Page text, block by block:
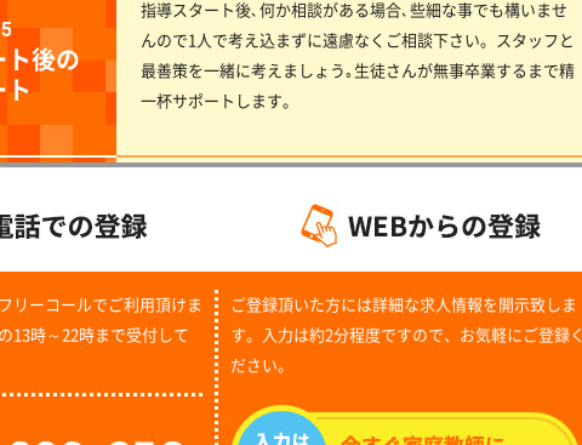
ト後の
ト
指導スタート後､何か相談がある場合､些細な事でも構いませ
んので1人で考え込まずに遠慮なくご相談下さい。スタッフと
最善策を一緒に考えましょう｡生徒さんが無事卒業するまで精
一杯サポートします。
リーコールでご利用頂けま
13時～22時まで受付して
ご登録頂いた方には詳細な求人情報を開示致しま
す。入力は約2分程度ですので、お気軽にご登録く
ださい。